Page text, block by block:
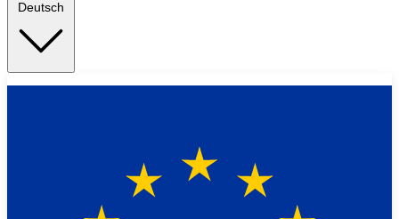
Deutsch